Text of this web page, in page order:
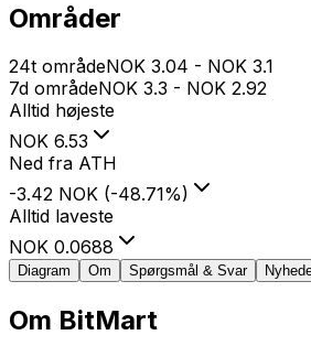
Områder
24t områdeNOK 3.04 - NOK 3.1
7d områdeNOK 3.3 - NOK 2.92
Alltid højeste
NOK 6.53
Ned fra ATH
-3.42 NOK (-48.71%)
Alltid laveste
NOK 0.0688
Diagram Om Spørgsmål & Svar
Om BitMart